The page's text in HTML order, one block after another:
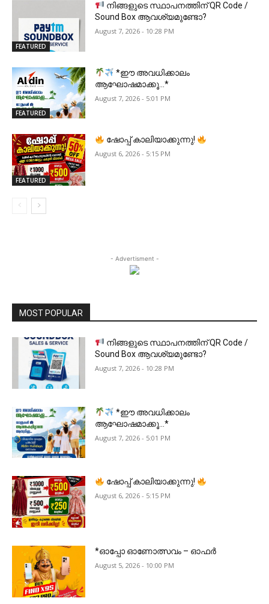
FEATURED
നിങ്ങളുടെ സ്ഥാപനത്തിന് QR Code /
Sound Box ആവശ്യമുണ്ടോ?
August 7, 2026 - 10:28 PM
FEATURED
*ഈ അവധിക്കാലം
ആഘോഷമാക്കൂ…*
August 7, 2026 - 5:01 PM
FEATURED
ഷോപ്പ് കാലിയാക്കുന്നു!
August 6, 2026 - 5:15 PM
- Advertisment -
MOST POPULAR
നിങ്ങളുടെ സ്ഥാപനത്തിന് QR Code /
Sound Box ആവശ്യമുണ്ടോ?
August 7, 2026 - 10:28 PM
*ഈ അവധിക്കാലം
ആഘോഷമാക്കൂ…*
August 7, 2026 - 5:01 PM
ഷോപ്പ് കാലിയാക്കുന്നു!
August 6, 2026 - 5:15 PM
*ഓപ്പോ ഓണോത്സവം – ഓഫർ
August 5, 2026 - 10:00 PM